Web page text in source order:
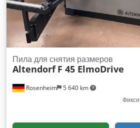
Rosenheim 5 640 km
Пила для снятия размеров
Altendorf F 45 ElmoDrive